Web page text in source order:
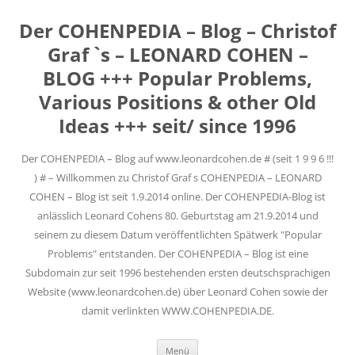
Der COHENPEDIA – Blog – Christof
Graf `s – LEONARD COHEN –
BLOG +++ Popular Problems,
Various Positions & other Old
Ideas +++ seit/ since 1996
Der COHENPEDIA – Blog auf www.leonardcohen.de # (seit 1 9 9 6 !!!
) # – Willkommen zu Christof Graf s COHENPEDIA – LEONARD
COHEN – Blog ist seit 1.9.2014 online. Der COHENPEDIA-Blog ist
anlässlich Leonard Cohens 80. Geburtstag am 21.9.2014 und
seinem zu diesem Datum veröffentlichten Spätwerk "Popular
Problems" entstanden. Der COHENPEDIA – Blog ist eine
Subdomain zur seit 1996 bestehenden ersten deutschsprachigen
Website (www.leonardcohen.de) über Leonard Cohen sowie der
damit verlinkten WWW.COHENPEDIA.DE.
Menü